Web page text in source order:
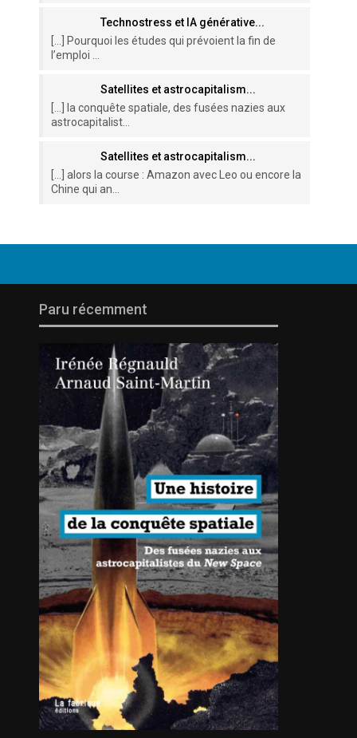
Technostress et IA générative...
[…] Pourquoi les études qui prévoient la fin de
l’emploi ...
Satellites et astrocapitalism...
[…] la conquête spatiale, des fusées nazies aux
astrocapitalist...
Satellites et astrocapitalism...
[…] alors la course : Amazon avec Leo ou encore la
Chine qui an...
Paru récemment